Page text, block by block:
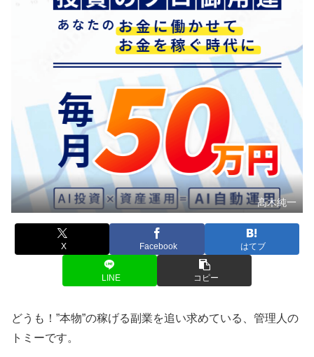
髙木純一
X Facebook はてブ
LINE コピー
どうも！”本物”の稼げる副業を追い求めている、管理人の
トミーです。